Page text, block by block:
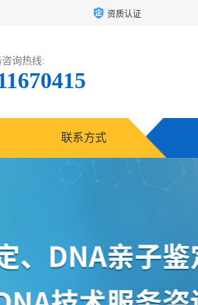
资质认证
询热线:
联系方式